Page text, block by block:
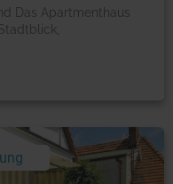
Das Apartmenthaus